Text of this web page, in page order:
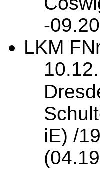
-
LKM
iE) /